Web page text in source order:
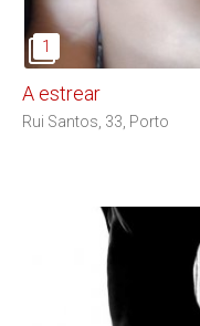
A estrear
Rui Santos 33 Porto